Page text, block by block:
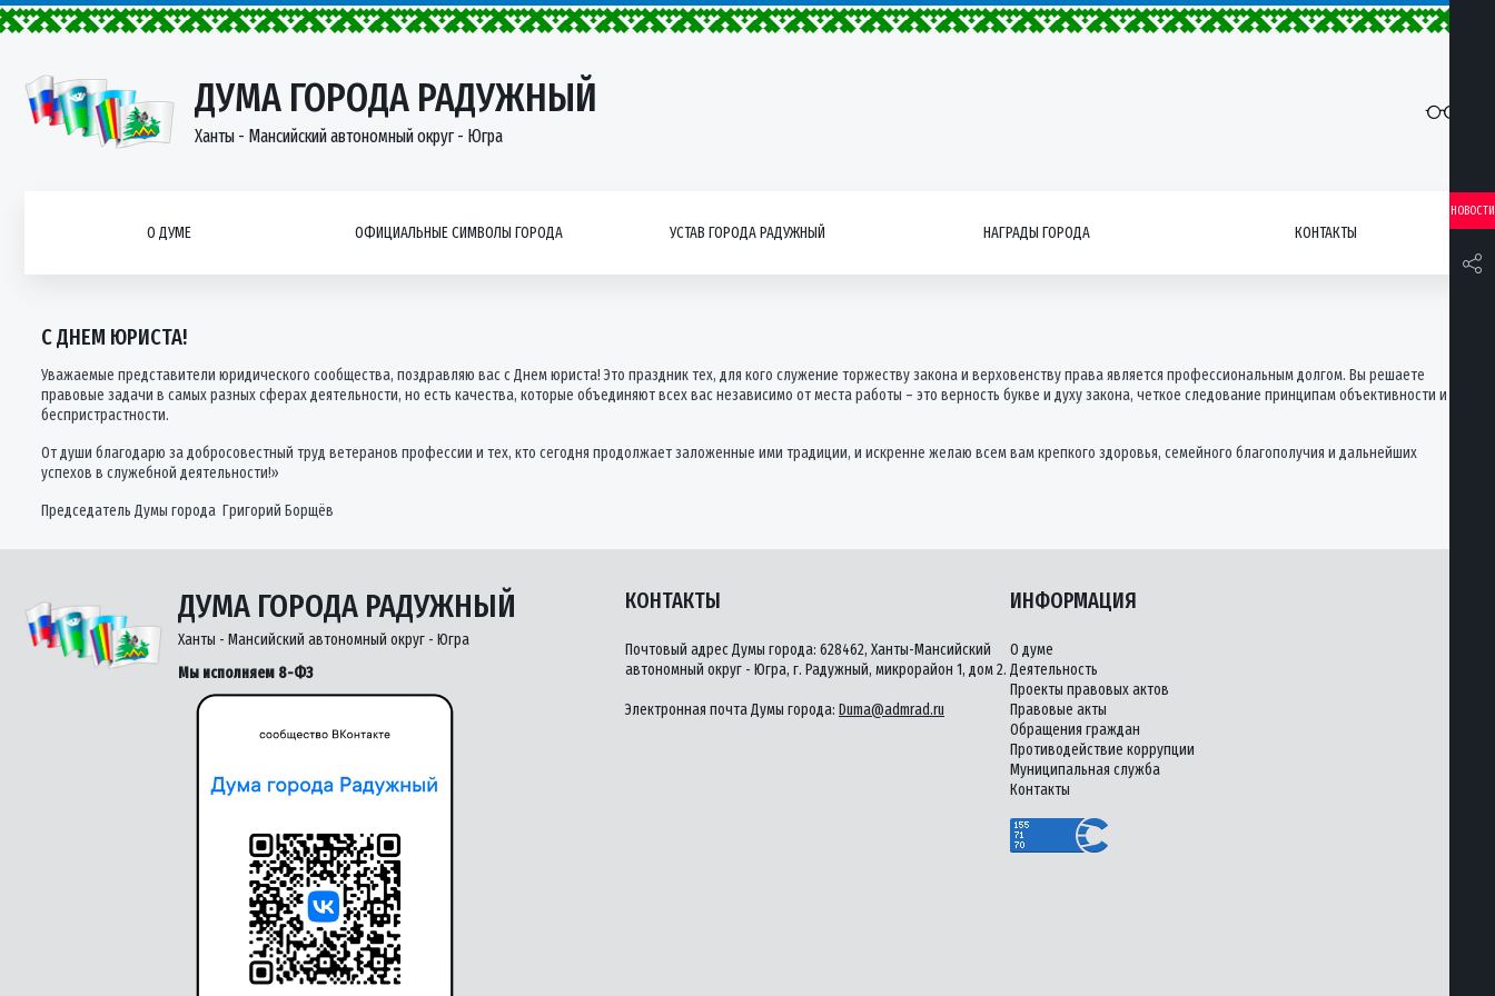
ДУМА ГОРОДА РАДУЖНЫЙ
Ханты - Мансийский автономный округ - Югра
О ДУМЕ ОФИЦИАЛЬНЫЕ СИМВОЛЫ ГОРОДА УСТАВ ГОРОДА РАДУЖНЫЙ НАГРАДЫ ГОРОДА КОНТАКТЫ
НОВОСТИ
С ДНЕМ ЮРИСТА!
Уважаемые представители юридического сообщества, поздравляю вас с Днем юриста! Это праздник тех, для кого служение торжеству закона и верховенству права является профессиональным долгом. Вы решаете
правовые задачи в самых разных сферах деятельности, но есть качества, которые объединяют всех вас независимо от места работы – это верность букве и духу закона, четкое следование принципам объективности и
беспристрастности.
От души благодарю за добросовестный труд ветеранов профессии и тех, кто сегодня продолжает заложенные ими традиции, и искренне желаю всем вам крепкого здоровья, семейного благополучия и дальнейших
успехов в служебной деятельности!»
Председатель Думы города Григорий Борщёв
ДУМА ГОРОДА РАДУЖНЫЙ
Ханты - Мансийский автономный округ - Югра
Мы исполняем 8-ФЗ
КОНТАКТЫ
Почтовый адрес Думы города: 628462, Ханты-Мансийский
автономный округ - Югра, г. Радужный, микрорайон 1, дом 2.
Электронная почта Думы города: Duma@admrad.ru
ИНФОРМАЦИЯ
О думе
Деятельность
Проекты правовых актов
Правовые акты
Обращения граждан
Противодействие коррупции
Муниципальная служба
Контакты